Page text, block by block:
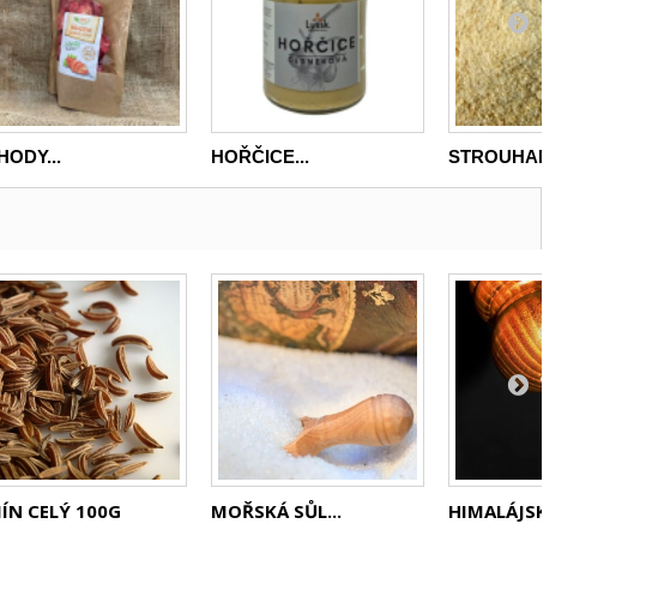
HOŘČICE... STROUHANKA...
CELÝ 100G MOŘSKÁ SŮL... HIMALÁJSKÁ...